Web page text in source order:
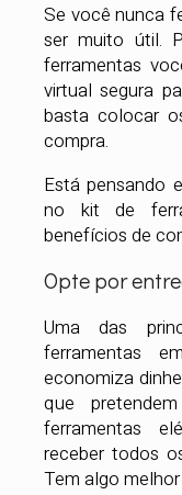
Se você nunca
ser muito útil.
ferramentas
virtual segura
basta colocar
compra.
Está pensando
no kit de
benefícios de
Opte por
Uma das
ferramentas
economiza
que
ferramentas
receber todos
Tem algo